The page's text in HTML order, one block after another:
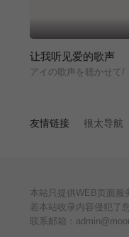
让我听见爱的歌声
アイの歌声を聴かせて/
友情链接 很太导航
本站只提供WEB页面服
若本站收录内容侵犯了
联系邮箱：